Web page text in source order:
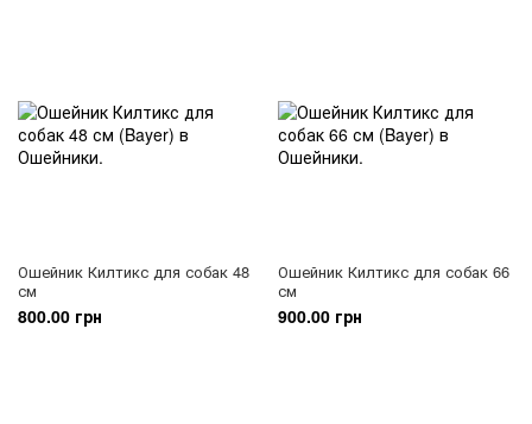
Ошейник Килтикс для собак 48
см
800.00 грн
Ошейник Килтикс для собак 66
см
900.00 грн